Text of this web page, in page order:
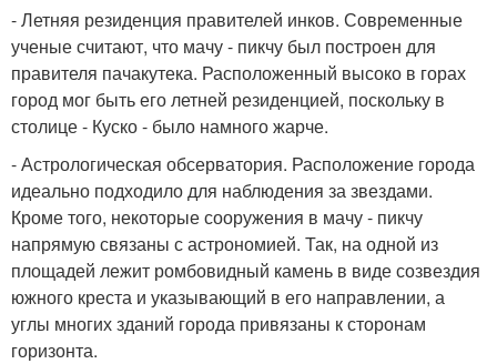
- Летняя резиденция правителей инков. Современные
ученые считают, что мачу - пикчу был построен для
правителя пачакутека. Расположенный высоко в горах
город мог быть его летней резиденцией, поскольку в
столице - Куско - было намного жарче.
- Астрологическая обсерватория. Расположение города
идеально подходило для наблюдения за звездами.
Кроме того, некоторые сооружения в мачу - пикчу
напрямую связаны с астрономией. Так, на одной из
площадей лежит ромбовидный камень в виде созвездия
южного креста и указывающий в его направлении, а
углы многих зданий города привязаны к сторонам
горизонта.